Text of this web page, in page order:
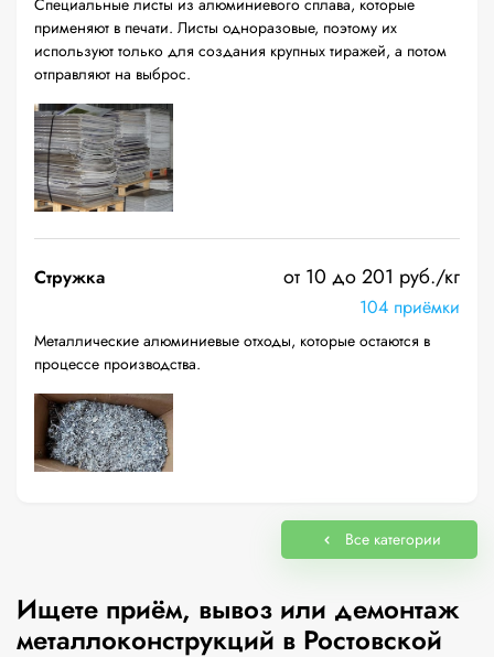
Специальные листы из алюминиевого сплава, которые
применяют в печати. Листы одноразовые, поэтому их
используют только для создания крупных тиражей, а потом
отправляют на выброс.
Стружка от 10 до 201 руб./кг
104 приёмки
Металлические алюминиевые отходы, которые остаются в
процессе производства.
Все категории
Ищете приём, вывоз или демонтаж
металлоконструкций в Ростовской